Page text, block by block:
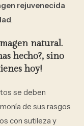
rejuvenecida
.
natural.
hecho?, sino
hoy!
se deben
de sus rasgos
con sutileza y